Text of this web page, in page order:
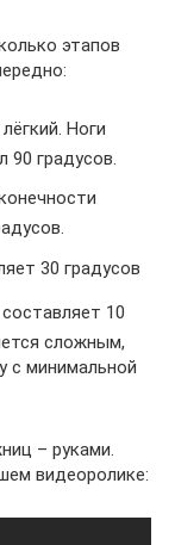
этапов
Ноги
90 градусов.
30 градусов
10
сложным,
с минимальной
– руками.
видеоролике: